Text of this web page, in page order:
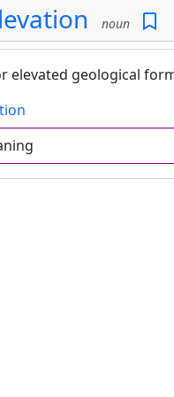
noun
elevated geological